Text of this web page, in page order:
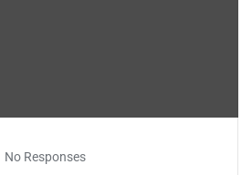
No Responses